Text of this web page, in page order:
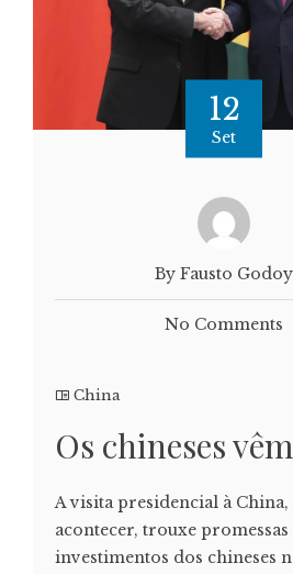
12
Set
By Fausto Godoy
No Comments
China
Os chineses
A visita presidencial à China,
acontecer, trouxe
investimentos dos chineses